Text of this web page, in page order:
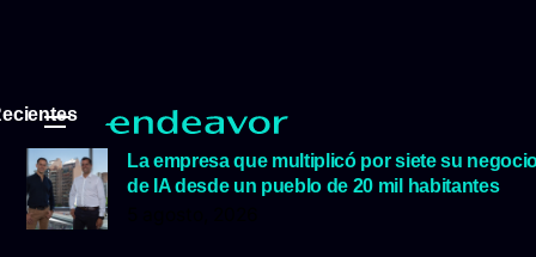
La empresa que multiplicó por siete su
de IA desde un pueblo de 20 mil habitantes